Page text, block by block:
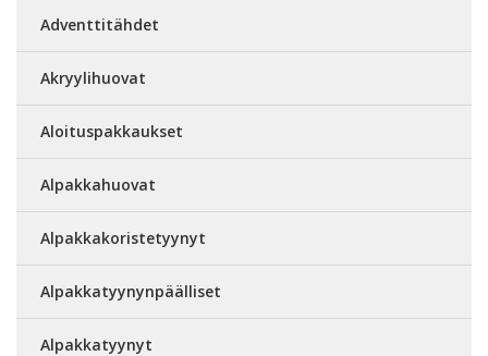
Adventtitähdet
Akryylihuovat
Aloituspakkaukset
Alpakkahuovat
Alpakkakoristetyynyt
Alpakkatyynynpäälliset
Alpakkatyynyt